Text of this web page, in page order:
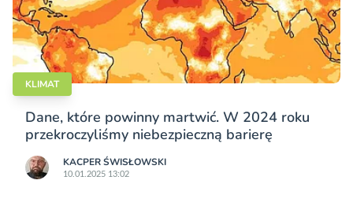
KLIMAT
Dane, które powinny martwić. W 2024 roku
przekroczyliśmy niebezpieczną barierę
KACPER ŚWISŁO­WSKI
10.01.2025 13:02